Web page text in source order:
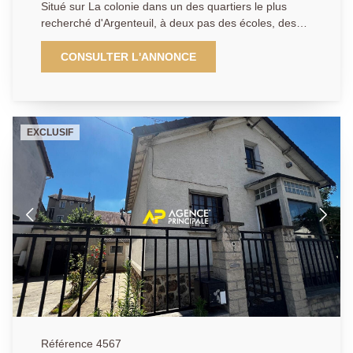
Situé sur La colonie dans un des quartiers le plus
recherché d'Argenteuil, à deux pas des écoles, des
commerces et de la gare du centre-ville, venez
découvrir ce pavillon meulière offrant environ 125 m²
habitables, édifié sur un agréable terrain de 365 m². Il
chambre et d'un WC séparé avec lave-mains. À
l'étage, un palier dessert trois belles chambres ainsi
qu'une salle de bains complète avec baignoire,
douche et WC. Pour votre confort, la propriété
dispose également d'un garage indépendant, d'un
sous-sol total, dont une partie en rez-de-jardin, ainsi
que d'une spacieuse dépendance d'environ 70 m² :
un véritable atout pour créer un atelier, un espace
professionnel ou tout autre projet d'aménagement. Un
bien rare sur le secteur, alliant charme et fort potentiel
d'évolution. Une opportunité à ne pas manquer !!! AP :
01.34.34.12.12
CONSULTER L'ANNONCE
EXCLUSIF
Référence 4567